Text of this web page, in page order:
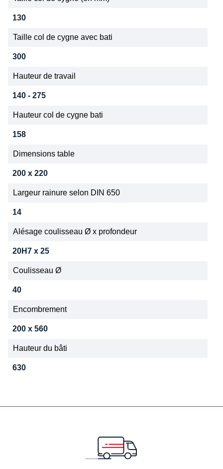
130
Taille col de cygne avec bati
300
Hauteur de travail
140 - 275
Hauteur col de cygne bati
158
Dimensions table
200 x 220
Largeur rainure selon DIN 650
14
Alésage coulisseau Ø x profondeur
20H7 x 25
Coulisseau Ø
40
Encombrement
200 x 560
Hauteur du bâti
630